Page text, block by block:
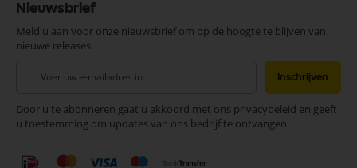
Nieuwsbrief
Meld u aan voor onze nieuwsbrief om op de hoogte te blijven van
nieuwe releases.
onze
nieuwsbrief
Inschrijven
Door u te abonneren gaat u akkoord met ons privacybeleid en geeft
u toestemming om updates van ons bedrijf te ontvangen.